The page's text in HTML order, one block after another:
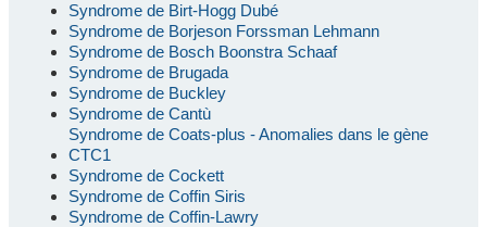
Syndrome de Birt-Hogg Dubé
Syndrome de Borjeson Forssman Lehmann
Syndrome de Bosch Boonstra Schaaf
Syndrome de Brugada
Syndrome de Buckley
Syndrome de Cantù
Syndrome de Coats-plus - Anomalies dans le gène
CTC1
Syndrome de Cockett
Syndrome de Coffin Siris
Syndrome de Coffin-Lawry